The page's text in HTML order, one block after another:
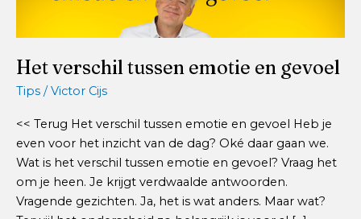
Het verschil tussen emotie en gevoel
Tips /Victor Cijs
<< Terug Het verschil tussen emotie en gevoel Heb je
even voor het inzicht van de dag? Oké daar gaan we.
Wat is het verschil tussen emotie en gevoel? Vraag het
om je heen. Je krijgt verdwaalde antwoorden.
Vragende gezichten. Ja, het is wat anders. Maar wat?